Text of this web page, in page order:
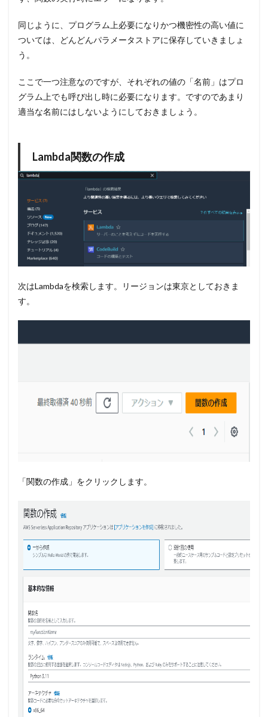
同じように、プログラム上必要になりかつ機密性の高い値に
ついては、どんどんパラメータストアに保存していきましょ
う。
ここで一つ注意なのですが、それぞれの値の「名前」はプロ
グラム上でも呼び出し時に必要になります。ですのであまり
適当な名前にはしないようにしておきましょう。
Lambda関数の作成
次はLambdaを検索します。リージョンは東京としておきま
す。
「関数の作成」をクリックします。